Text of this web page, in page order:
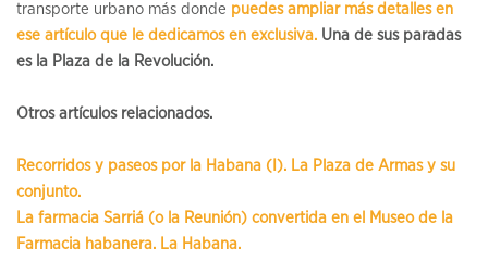
transporte urbano más donde puedes ampliar más detalles en
ese artículo que le dedicamos en exclusiva. Una de sus paradas
es la Plaza de la Revolución.
Otros artículos relacionados.
Recorridos y paseos por la Habana (I). La Plaza de Armas y su
conjunto.
La farmacia Sarriá (o la Reunión) convertida en el Museo de la
Farmacia habanera. La Habana.